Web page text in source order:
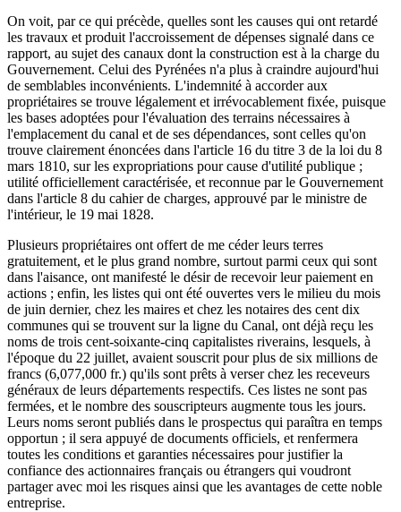
On voit, par ce qui précède, quelles sont les causes qui ont retardé
les travaux et produit l'accroissement de dépenses signalé dans ce
rapport, au sujet des canaux dont la construction est à la charge du
Gouvernement. Celui des Pyrénées n'a plus à craindre aujourd'hui
de semblables inconvénients. L'indemnité à accorder aux
propriétaires se trouve légalement et irrévocablement fixée, puisque
les bases adoptées pour l'évaluation des terrains nécessaires à
l'emplacement du canal et de ses dépendances, sont celles qu'on
trouve clairement énoncées dans l'article 16 du titre 3 de la loi du 8
mars 1810, sur les expropriations pour cause d'utilité publique ;
utilité officiellement caractérisée, et reconnue par le Gouvernement
dans l'article 8 du cahier de charges, approuvé par le ministre de
l'intérieur, le 19 mai 1828.
Plusieurs propriétaires ont offert de me céder leurs terres
gratuitement, et le plus grand nombre, surtout parmi ceux qui sont
dans l'aisance, ont manifesté le désir de recevoir leur paiement en
actions ; enfin, les listes qui ont été ouvertes vers le milieu du mois
de juin dernier, chez les maires et chez les notaires des cent dix
communes qui se trouvent sur la ligne du Canal, ont déjà reçu les
noms de trois cent-soixante-cinq capitalistes riverains, lesquels, à
l'époque du 22 juillet, avaient souscrit pour plus de six millions de
francs (6,077,000 fr.) qu'ils sont prêts à verser chez les receveurs
généraux de leurs départements respectifs. Ces listes ne sont pas
fermées, et le nombre des souscripteurs augmente tous les jours.
Leurs noms seront publiés dans le prospectus qui paraîtra en temps
opportun ; il sera appuyé de documents officiels, et renfermera
toutes les conditions et garanties nécessaires pour justifier la
confiance des actionnaires français ou étrangers qui voudront
partager avec moi les risques ainsi que les avantages de cette noble
entreprise.